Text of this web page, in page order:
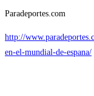
Paradeportes.com
http://
en-el-mundial-de-espana/